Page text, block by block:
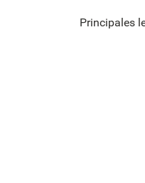
Principales